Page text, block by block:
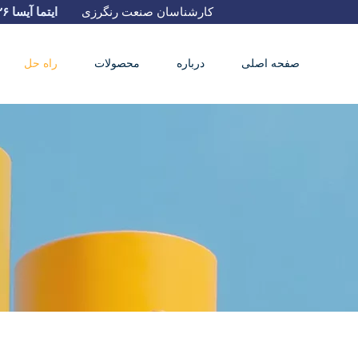
کارشناسان صنعت رنگرزی ایتما آیسا ۲۰۲۶
صفحه اصلی درباره محصولات راه حل